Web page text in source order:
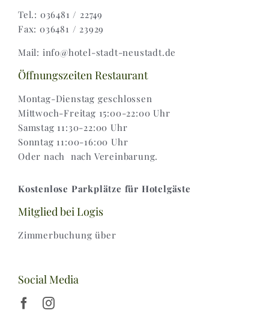
Widerruf |
Versand & Lieferung
Tel.: 036481 / 22749
Fax: 036481 / 23929
Mail: info@hotel-stadt-neustadt.de
Öffnungszeiten Restaurant
Montag-Dienstag geschlossen
Mittwoch-Freitag 15:00-22:00 Uhr
Samstag 11:30-22:00 Uhr
Sonntag 11:00-16:00 Uhr
Oder nach nach Vereinbarung.
Kostenlose Parkplätze für Hotelgäste
Mitglied bei Logis
Zimmerbuchung über
Social Media